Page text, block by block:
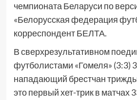
чемпионата Беларуси по
«Белорусская федерация
корреспондент БЕЛТА.
В сверхрезультативном
футболистами «Гомеля» (3:3)
нападающий брестчан
это первый хет-трик в матчах